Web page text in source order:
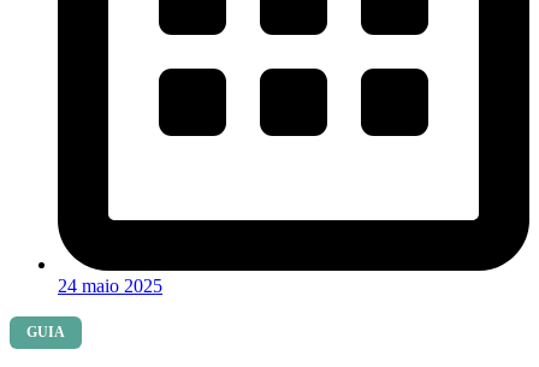
24 maio 2025
GUIA